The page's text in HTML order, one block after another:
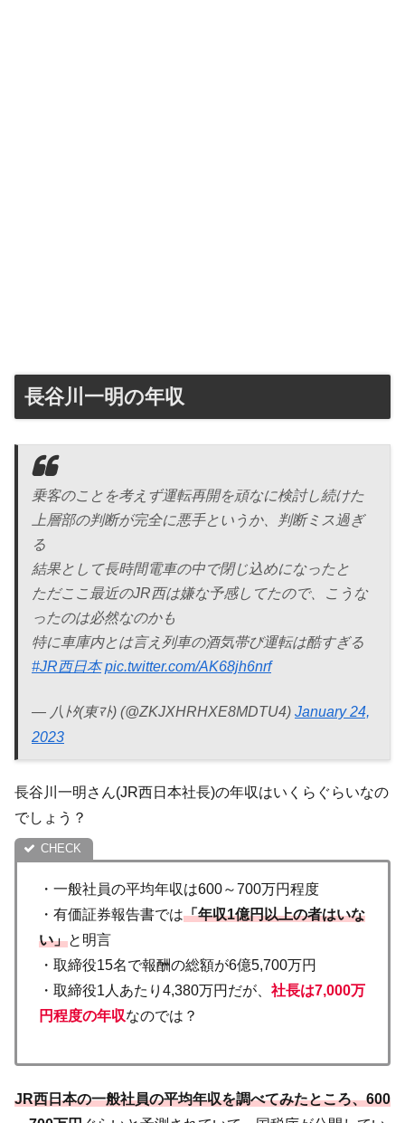
長谷川一明の年収
乗客のことを考えず運転再開を頑なに検討し続けた
上層部の判断が完全に悪手というか、判断ミス過ぎ
る
結果として長時間電車の中で閉じ込めになったと
ただここ最近のJR西は嫌な予感してたので、こうな
ったのは必然なのかも
特に車庫内とは言え列車の酒気帯び運転は酷すぎる
#JR西日本 pic.twitter.com/AK68jh6nrf
— 八ﾄﾀ(東ﾏﾄ) (@ZKJXHRHXE8MDTU4) January 24,
2023
長谷川一明さん(JR西日本社長)の年収はいくらぐらいなの
でしょう？
・一般社員の平均年収は600～700万円程度
・有価証券報告書では「年収1億円以上の者はいな
い」と明言
・取締役15名で報酬の総額が6億5,700万円
・取締役1人あたり4,380万円だが、 社長は7,000万
円程度の年収なのでは？
JR西日本の一般社員の平均年収を調べてみたところ、600